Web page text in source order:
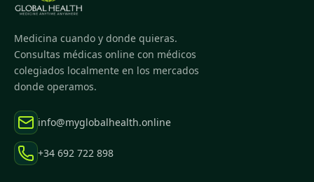
Medicina cuando y donde quieras.
Consultas médicas online con médicos
colegiados localmente en los mercados
donde operamos.
info@myglobalhealth.online
+34 692 722 898